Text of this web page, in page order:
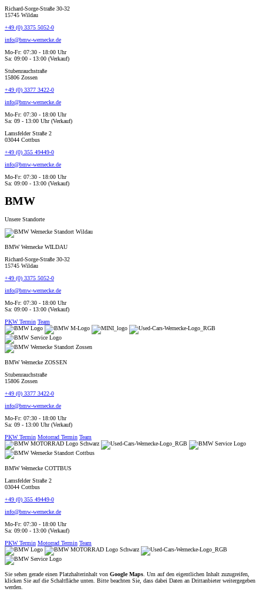
Richard-Sorge-Straße 30-32
15745 Wildau
+49 (0) 3375 5052-0
info@bmw-wernecke.de
Mo-Fr: 07:30 - 18:00 Uhr
Sa: 09:00 - 13:00 (Verkauf)
Stubenrauchstraße
15806 Zossen
+49 (0) 3377 3422-0
info@bmw-wernecke.de
Mo-Fr: 07:30 - 18:00 Uhr
Sa: 09 - 13:00 Uhr (Verkauf)
Lamsfelder Straße 2
03044 Cottbus
+49 (0) 355 49449-0
info@bmw-wernecke.de
Mo-Fr: 07:30 - 18:00 Uhr
Sa: 09:00 - 13:00 (Verkauf)
BMW
Unsere Standorte
BMW Wernecke WILDAU
Richard-Sorge-Straße 30-32
15745 Wildau
+49 (0) 3375 5052-0
info@bmw-wernecke.de
Mo-Fr: 07:30 - 18:00 Uhr
Sa: 09:00 - 13:00 (Verkauf)
PKW Termin Team
BMW Wernecke ZOSSEN
Stubenrauchstraße
15806 Zossen
+49 (0) 3377 3422-0
info@bmw-wernecke.de
Mo-Fr: 07:30 - 18:00 Uhr
Sa: 09 - 13:00 Uhr (Verkauf)
PKW Termin Motorrad Termin Team
BMW Wernecke COTTBUS
Lamsfelder Straße 2
03044 Cottbus
+49 (0) 355 49449-0
info@bmw-wernecke.de
Mo-Fr: 07:30 - 18:00 Uhr
Sa: 09:00 - 13:00 (Verkauf)
PKW Termin Motorrad Termin Team
Sie sehen gerade einen Platzhalterinhalt von Google Maps . Um auf den eigentlichen Inhalt zuzugreifen,
klicken Sie auf die Schaltfläche unten. Bitte beachten Sie, dass dabei Daten an Drittanbieter weitergegeben
werden.